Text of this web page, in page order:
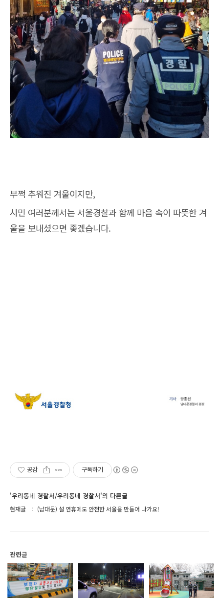
부쩍 추워진 겨울이지만,
시민 여러분께서는 서울경찰과 함께 마음 속이 따뜻한 겨
울을 보내셨으면 좋겠습니다.
공감 구독하기
'우리동네 경찰서/우리동네 경찰서'의 다른글
현재글 (남대문) 설 연휴에도 안전한 서울을 만들어 나가요!
관련글